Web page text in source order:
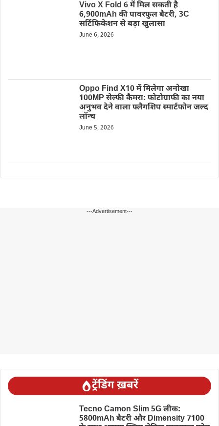
Vivo X Fold 6 में मिल सकती है
6,900mAh की पावरफुल बैटरी, 3C
सर्टिफिकेशन से बड़ा खुलासा
June 6, 2026
Oppo Find X10 में मिलेगा अनोखा
100MP सेल्फी कैमरा: फोटोग्राफी का नया
अनुभव देने वाला फ्लैगशिप स्मार्टफोन जल्द
लॉन्च
June 5, 2026
---Advertisement---
ट्रेंडिंग ख़बरें
Tecno Camon Slim 5G लीक:
5800mAh बैटरी और Dimensity 7100